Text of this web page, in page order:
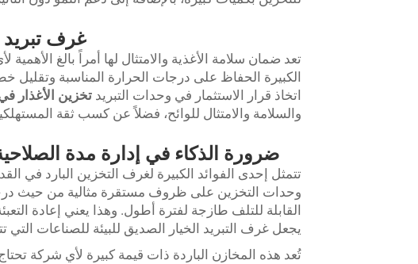
غرف تبريد
تعد ضمان سلامة الأغذية والامتثال لها أمراً بالغ
الكبيرة الحفاظ على درجات الحرارة المناسبة وتقليل
اتخاذ قرار الاستثمار في وحدات التبريد تخزين الأغذار
والسلامة والامتثال للوائح، فضلاً عن كسب ثقة
ضرورة الذكاء في إدارة مدة
تتمثل إحدى الفوائد الكبيرة لغرف التخزين البارد في
وحدات التخزين على ظروف مستقرة مثالية من حيث
القابلة للتلف طازجة لفترة أطول. وهذا يعني إعادة
يجعل غرف التبريد الخيار الصديق للبيئة للصناعات
تُعد هذه المخازن الباردة ذات قيمة كبيرة لأي شركة